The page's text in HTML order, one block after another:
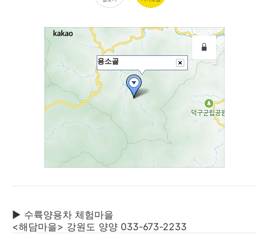
▶ 수륙양용차 체험마을
<해담마을> 강원도 양양 033-673-2233